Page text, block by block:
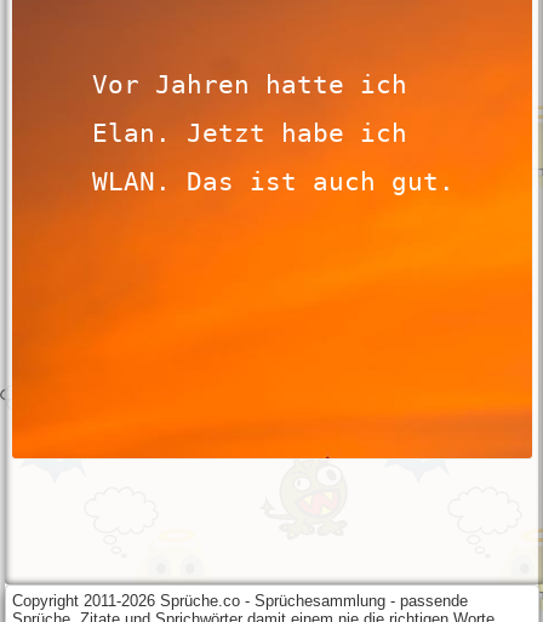
Copyright 2011-2026 Sprüche.co - Sprüchesammlung - passende